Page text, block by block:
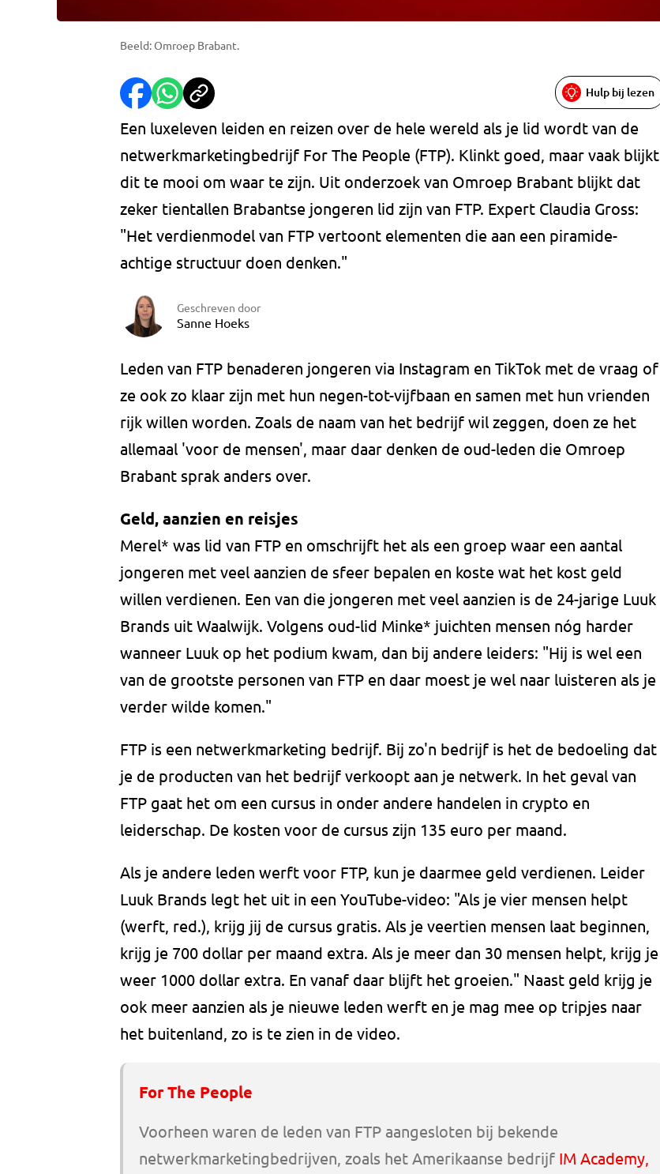
Beeld: Omroep Brabant.
Hulp bij lezen
Een luxeleven leiden en reizen over de hele wereld als je lid wordt van de
netwerkmarketingbedrijf For The People (FTP). Klinkt goed, maar vaak blijkt
dit te mooi om waar te zijn. Uit onderzoek van Omroep Brabant blijkt dat
zeker tientallen Brabantse jongeren lid zijn van FTP. Expert Claudia Gross:
"Het verdienmodel van FTP vertoont elementen die aan een piramide-
achtige structuur doen denken."
Geschreven door
Sanne Hoeks
Leden van FTP benaderen jongeren via Instagram en TikTok met de vraag of
ze ook zo klaar zijn met hun negen-tot-vijfbaan en samen met hun vrienden
rijk willen worden. Zoals de naam van het bedrijf wil zeggen, doen ze het
allemaal 'voor de mensen', maar daar denken de oud-leden die Omroep
Brabant sprak anders over.
Geld, aanzien en reisjes
Merel* was lid van FTP en omschrijft het als een groep waar een aantal
jongeren met veel aanzien de sfeer bepalen en koste wat het kost geld
willen verdienen. Een van die jongeren met veel aanzien is de 24-jarige Luuk
Brands uit Waalwijk. Volgens oud-lid Minke* juichten mensen nóg harder
wanneer Luuk op het podium kwam, dan bij andere leiders: "Hij is wel een
van de grootste personen van FTP en daar moest je wel naar luisteren als je
verder wilde komen."
FTP is een netwerkmarketing bedrijf. Bij zo'n bedrijf is het de bedoeling dat
je de producten van het bedrijf verkoopt aan je netwerk. In het geval van
FTP gaat het om een cursus in onder andere handelen in crypto en
leiderschap. De kosten voor de cursus zijn 135 euro per maand.
Als je andere leden werft voor FTP, kun je daarmee geld verdienen. Leider
Luuk Brands legt het uit in een YouTube-video: "Als je vier mensen helpt
(werft, red.), krijg jij de cursus gratis. Als je veertien mensen laat beginnen,
krijg je 700 dollar per maand extra. Als je meer dan 30 mensen helpt, krijg je
weer 1000 dollar extra. En vanaf daar blijft het groeien." Naast geld krijg je
ook meer aanzien als je nieuwe leden werft en je mag mee op tripjes naar
het buitenland, zo is te zien in de video.
For The People
Voorheen waren de leden van FTP aangesloten bij bekende
netwerkmarketingbedrijven, zoals het Amerikaanse bedrijf IM Academy,